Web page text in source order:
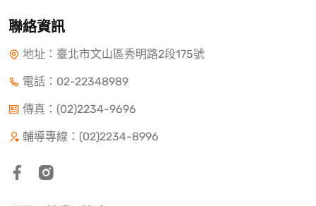
聯絡資訊
地址：臺北市文山區秀明路2段175號
電話： 02-22348989
傳真：(02)2234-9696
輔導專線：(02)2234-8996